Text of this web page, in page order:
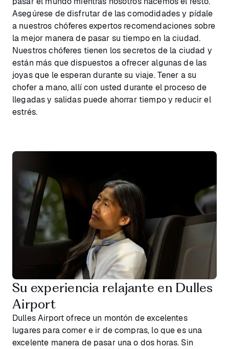
Asegúrese de disfrutar de las comodidades y pídale
a nuestros chóferes expertos recomendaciones sobre
la mejor manera de pasar su tiempo en la ciudad.
Nuestros chóferes tienen los secretos de la ciudad y
están más que dispuestos a ofrecer algunas de las
joyas que le esperan durante su viaje. Tener a su
chofer a mano, allí con usted durante el proceso de
llegadas y salidas puede ahorrar tiempo y reducir el
estrés.
Su experiencia relajante en Dulles
Airport
Dulles Airport ofrece un montón de excelentes
lugares para comer e ir de compras, lo que es una
excelente manera de pasar una o dos horas. Sin